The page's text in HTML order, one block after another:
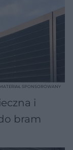
i
bram
MATERIAŁ SPONSOROWANY